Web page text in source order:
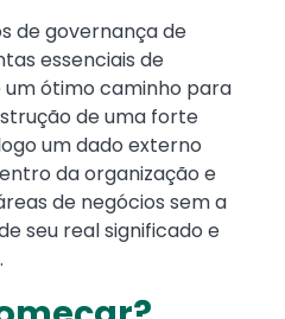
de governança de
essenciais de
um ótimo caminho para
de uma forte
um dado externo
da organização e
de negócios sem a
seu real significado e